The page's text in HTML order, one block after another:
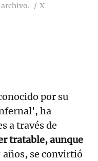
X
por su
ha
a través de
tratable, aunque
años, se convirtió